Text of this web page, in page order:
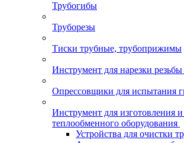
Трубогибы
Труборезы
Тиски трубные, трубоприжимы
Инструмент для нарезки резьбы
Опрессовщики для испытания
Инструмент для изготовления
теплообменного оборудования
Устройства для очистки